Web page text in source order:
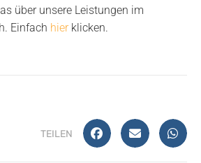
über unsere Leistungen im
Einfach hierklicken.
TEILEN